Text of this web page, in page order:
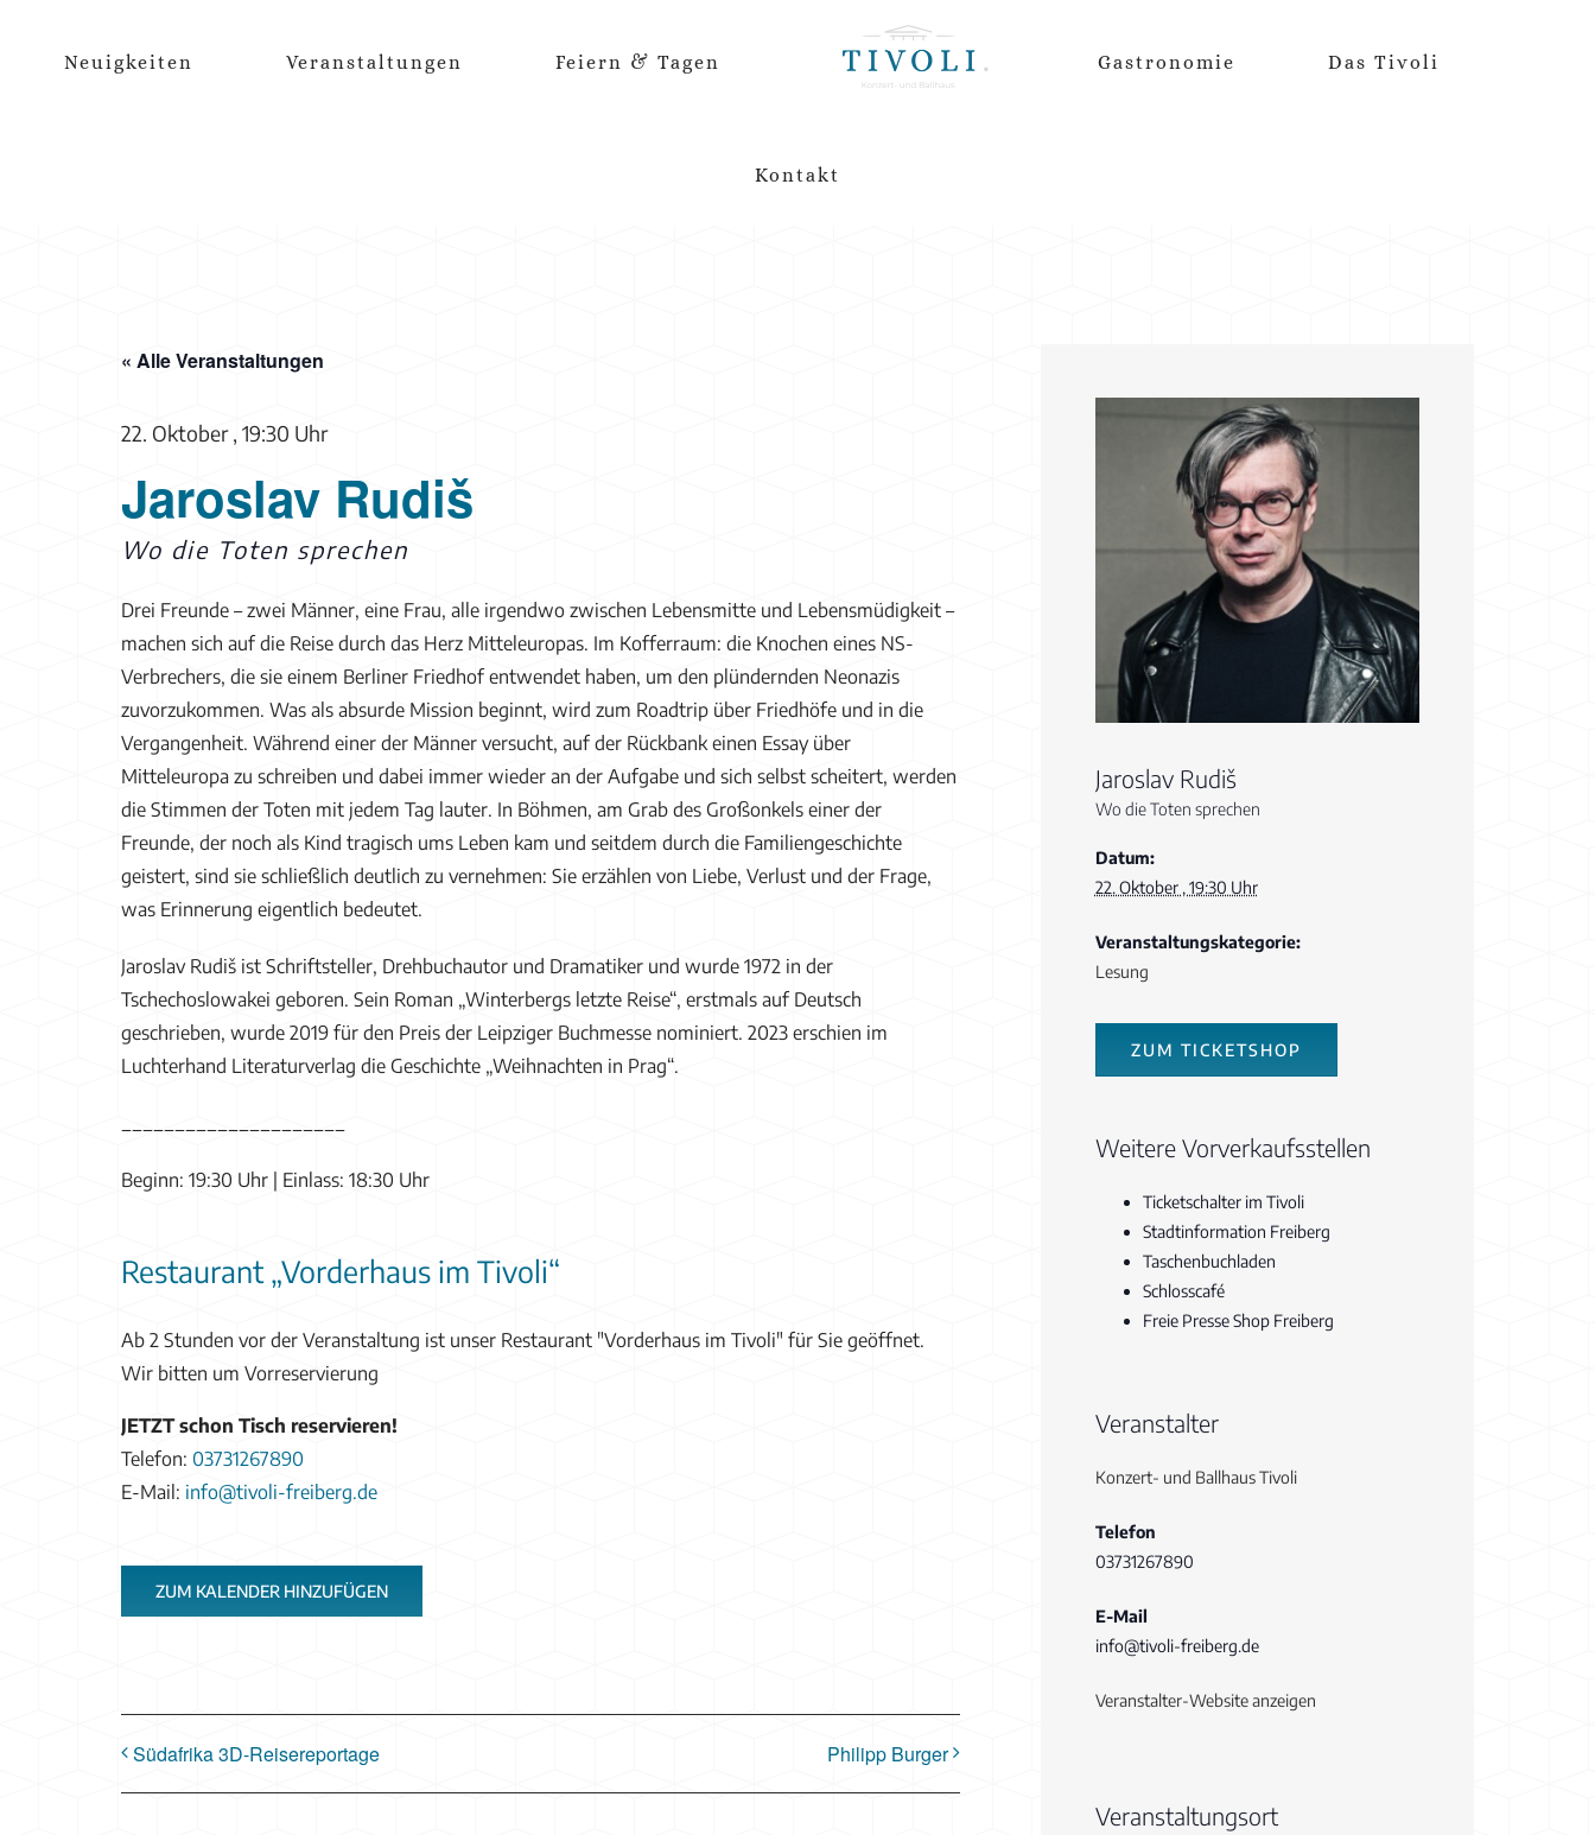
Neuigkeiten Veranstaltungen Feiern & Tagen Gastronomie Das Tivoli
Kontakt
« Alle Veranstaltungen
22. Oktober , 19:30 Uhr
Jaroslav Rudiš
Wo die Toten sprechen
Drei Freunde – zwei Männer, eine Frau, alle irgendwo zwischen Lebensmitte und Lebensmüdigkeit –
machen sich auf die Reise durch das Herz Mitteleuropas. Im Kofferraum: die Knochen eines NS-
Verbrechers, die sie einem Berliner Friedhof entwendet haben, um den plündernden Neonazis
zuvorzukommen. Was als absurde Mission beginnt, wird zum Roadtrip über Friedhöfe und in die
Vergangenheit. Während einer der Männer versucht, auf der Rückbank einen Essay über
Mitteleuropa zu schreiben und dabei immer wieder an der Aufgabe und sich selbst scheitert, werden
die Stimmen der Toten mit jedem Tag lauter. In Böhmen, am Grab des Großonkels einer der
Freunde, der noch als Kind tragisch ums Leben kam und seitdem durch die Familiengeschichte
geistert, sind sie schließlich deutlich zu vernehmen: Sie erzählen von Liebe, Verlust und der Frage,
was Erinnerung eigentlich bedeutet.
Jaroslav Rudiš ist Schriftsteller, Drehbuchautor und Dramatiker und wurde 1972 in der
Tschechoslowakei geboren. Sein Roman „Winterbergs letzte Reise“, erstmals auf Deutsch
geschrieben, wurde 2019 für den Preis der Leipziger Buchmesse nominiert. 2023 erschien im
Luchterhand Literaturverlag die Geschichte „Weihnachten in Prag“.
Beginn: 19:30 Uhr | Einlass: 18:30 Uhr
Restaurant „Vorderhaus im Tivoli“
Ab 2 Stunden vor der Veranstaltung ist unser Restaurant "Vorderhaus im Tivoli" für Sie geöffnet.
Wir bitten um Vorreservierung
JETZT schon Tisch reservieren!
Telefon: 03731267890
E-Mail: info@tivoli-freiberg.de
ZUM KALENDER HINZUFÜGEN
Südafrika 3D-Reisereportage Philipp Burger
Jaroslav Rudiš
Wo die Toten sprechen
Datum:
22. Oktober , 19:30 Uhr
Veranstaltungskategorie:
Lesung
ZUM TICKETSHOP
Weitere Vorverkaufsstellen
Ticketschalter im Tivoli
Stadtinformation Freiberg
Taschenbuchladen
Schlosscafé
Freie Presse Shop Freiberg
Veranstalter
Konzert- und Ballhaus Tivoli
Telefon
03731267890
E-Mail
info@tivoli-freiberg.de
Veranstalter-Website anzeigen
Veranstaltungsort